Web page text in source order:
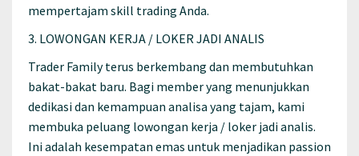
mempertajam skill trading Anda.
3. LOWONGAN KERJA / LOKER JADI ANALIS
Trader Family terus berkembang dan membutuhkan
bakat-bakat baru. Bagi member yang menunjukkan
dedikasi dan kemampuan analisa yang tajam, kami
membuka peluang lowongan kerja / loker jadi analis.
Ini adalah kesempatan emas untuk menjadikan passion